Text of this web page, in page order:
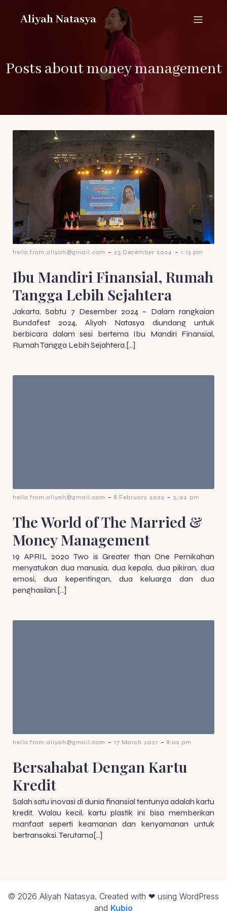
Aliyah Natasya
Posts about money management
hello.from.aliyah@gmail.com - 23 December 2024 - 1:13 pm
Ibu Mandiri Finansial, Rumah
Tangga Lebih Sejahtera
Jakarta, Sabtu 7 Desember 2024 – Dalam rangkaian
Bundafest 2024, Aliyah Natasya diundang untuk
berbicara dalam sesi bertema Ibu Mandiri Finansial,
Rumah Tangga Lebih Sejahtera.[…]
hello.from.aliyah@gmail.com - 8 February 2022 - 5:02 pm
The World of The Married &
Money Management
19 APRIL 2020 Two is Greater than One Pernikahan
menyatukan dua manusia, dua kepala, dua pikiran, dua
emosi, dua kepentingan, dua keluarga dan dua
penghasilan.[…]
hello.from.aliyah@gmail.com - 17 March 2021 - 8:09 pm
Bersahabat Dengan Kartu
Kredit
Salah satu inovasi di dunia finansial tentunya adalah kartu
kredit. Walau kecil, kartu plastik ini bisa memberikan
manfaat seperti keamanan dan kenyamanan untuk
bertransaksi. Terutama[…]
© 2026 Aliyah Natasya. Created with ❤ using WordPress
and Kubio